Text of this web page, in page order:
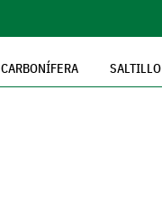
CARBONÍFERA SALTILLO